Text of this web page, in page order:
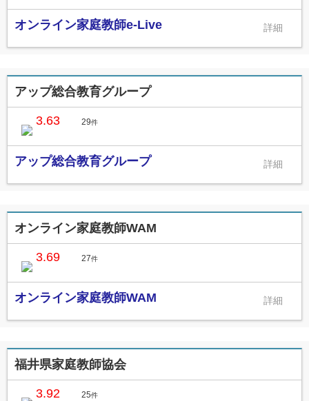
オンライン家庭教師e-Live
アップ総合教育グループ
3.63 29件
アップ総合教育グループ
オンライン家庭教師WAM
3.69 27件
オンライン家庭教師WAM
福井県家庭教師協会
3.92 25件